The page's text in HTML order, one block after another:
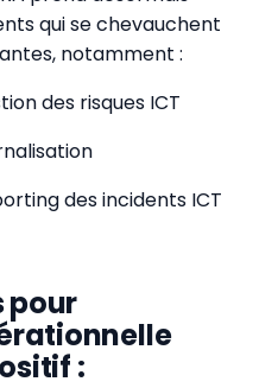
qui se chevauchent
notamment :
des risques ICT
des incidents ICT
pour
: